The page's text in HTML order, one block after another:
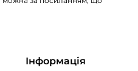
Інформація